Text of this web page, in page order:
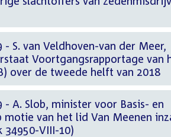
S. van Veldhoven-van der Meer,
Voortgangsrapportage van
over de tweede helft van 2018
A. Slob, minister voor Basis- en
van het lid Van Meenen
34950-VIII-10)